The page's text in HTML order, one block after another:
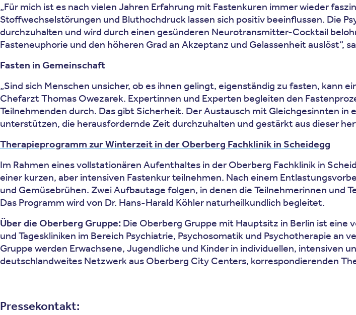
„Für mich ist es nach vielen Jahren Erfahrung mit Fastenkuren immer wieder
Stoffwechselstörungen und Bluthochdruck lassen sich positiv beeinflussen. Die
durchzuhalten und wird durch einen gesünderen Neurotransmitter-Cocktail
Fasteneuphorie und den höheren Grad an Akzeptanz und Gelassenheit auslöst“,
Fasten in Gemeinschaft
„Sind sich Menschen unsicher, ob es ihnen gelingt, eigenständig zu fasten, kann
Chefarzt Thomas Owezarek. Expertinnen und Experten begleiten den
Teilnehmenden durch. Das gibt Sicherheit. Der Austausch mit Gleichgesinnten
unterstützen, die herausfordernde Zeit durchzuhalten und gestärkt aus dieser
Therapieprogramm zur Winterzeit in der Oberberg Fachklinik in Scheidegg
Im Rahmen eines vollstationären Aufenthaltes in der Oberberg Fachklinik in
einer kurzen, aber intensiven Fastenkur teilnehmen. Nach einem
und Gemüsebrühen. Zwei Aufbautage folgen, in denen die Teilnehmerinnen und
Das Programm wird von Dr. Hans-Harald Köhler naturheilkundlich begleitet.
Über die Oberberg Gruppe: Die Oberberg Gruppe mit Hauptsitz in Berlin ist eine
und Tageskliniken im Bereich Psychiatrie, Psychosomatik und Psychotherapie
Gruppe werden Erwachsene, Jugendliche und Kinder in individuellen,
deutschlandweites Netzwerk aus Oberberg City Centers, korrespondierenden
Pressekontakt: